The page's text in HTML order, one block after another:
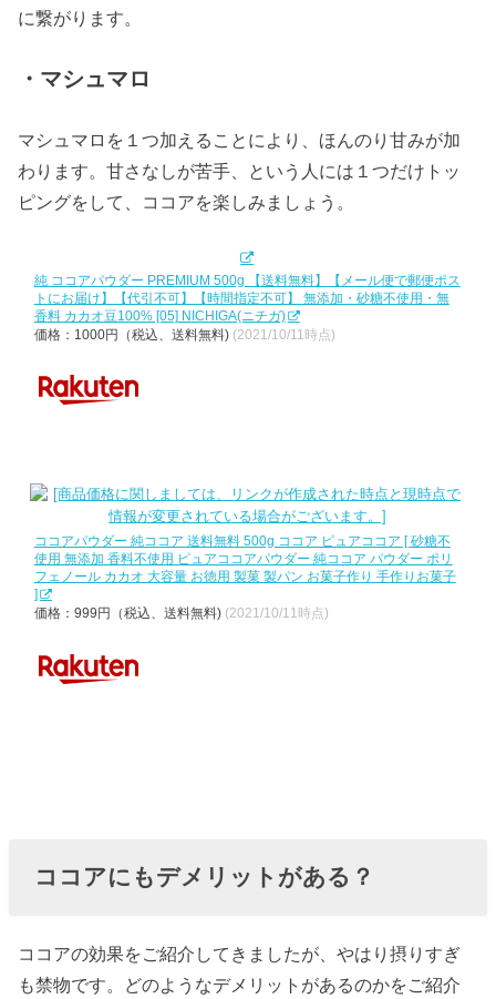
に繋がります。
・マシュマロ
マシュマロを１つ加えることにより、ほんのり甘みが加
わります。甘さなしが苦手、という人には１つだけトッ
ピングをして、ココアを楽しみましょう。
純 ココアパウダー PREMIUM 500g 【送料無料】【メール便で郵便ポス
トにお届け】【代引不可】【時間指定不可】 無添加・砂糖不使用・無
香料 カカオ豆100% [05] NICHIGA(ニチガ)
価格：1000円（税込、送料無料) (2021/10/11時点)
ココアパウダー 純ココア 送料無料 500g ココア ピュアココア [ 砂糖不
使用 無添加 香料不使用 ピュアココアパウダー 純ココア パウダー ポリ
フェノール カカオ 大容量 お徳用 製菓 製パン お菓子作り 手作りお菓子
]
価格：999円（税込、送料無料) (2021/10/11時点)
ココアにもデメリットがある？
ココアの効果をご紹介してきましたが、やはり摂りすぎ
も禁物です。どのようなデメリットがあるのかをご紹介